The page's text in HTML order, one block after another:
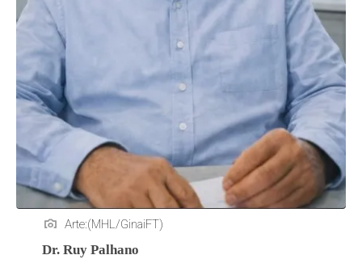
Arte:(MHL/GinaiFT)
Dr. Ruy Palhano